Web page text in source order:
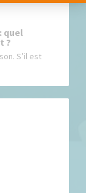
quel
?
S’il est